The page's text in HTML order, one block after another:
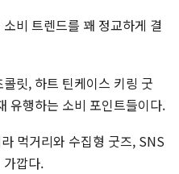
비 트렌드를 꽤 정교하게 결
릿, 하트 틴케이스 키링 굿
유행하는 소비 포인트들이다.
먹거리와 수집형 굿즈, SNS
가깝다.